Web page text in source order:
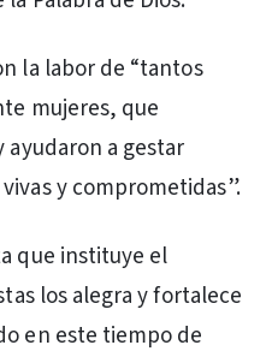
la labor de “tantos
mujeres, que
ayudaron a gestar
y comprometidas”.
que instituye el
los alegra y fortalece
en este tiempo de